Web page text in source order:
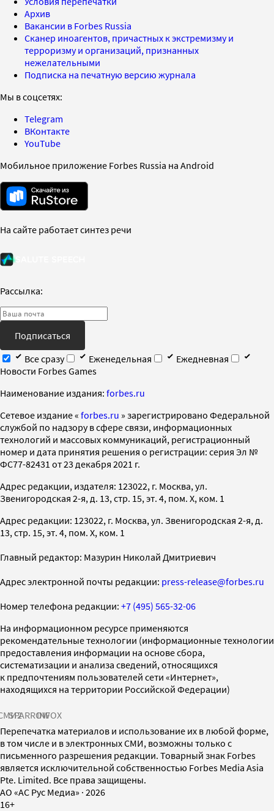
Архив
Вакансии в Forbes Russia
Сканер иноагентов, причастных к экстремизму и
терроризму и организаций, признанных
нежелательными
Подписка на печатную версию журнала
Мы в соцсетях:
Telegram
ВКонтакте
YouTube
Мобильное приложение Forbes Russia на Android
На сайте работает синтез речи
Рассылка:
Подписаться
Все сразу
Еженедельная
Ежедневная
Новости Forbes Games
Наименование издания: forbes.ru
Cетевое издание « forbes.ru » зарегистрировано Федеральной
службой по надзору в сфере связи, информационных
технологий и массовых коммуникаций, регистрационный
номер и дата принятия решения о регистрации: серия Эл №
ФС77-82431 от 23 декабря 2021 г.
Адрес редакции, издателя: 123022, г. Москва, ул.
Звенигородская 2-я, д. 13, стр. 15, эт. 4, пом. X, ком. 1
Адрес редакции: 123022, г. Москва, ул. Звенигородская 2-я, д.
13, стр. 15, эт. 4, пом. X, ком. 1
Главный редактор: Мазурин Николай Дмитриевич
Адрес электронной почты редакции: press-release@forbes.ru
Номер телефона редакции: +7 (495) 565-32-06
На информационном ресурсе применяются
рекомендательные технологии (информационные технологии
предоставления информации на основе сбора,
систематизации и анализа сведений, относящихся
к предпочтениям пользователей сети «Интернет»,
находящихся на территории Российской Федерации)
SPARROWINFOX
Перепечатка материалов и использование их в любой форме,
в том числе и в электронных СМИ, возможны только с
письменного разрешения редакции. Товарный знак Forbes
является исключительной собственностью Forbes Media Asia
Pte. Limited. Все права защищены.
AO «АС Рус Медиа» · 2026
16+